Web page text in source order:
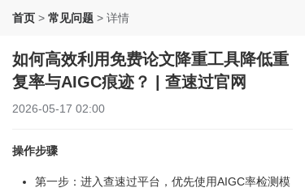
首页 > 常见问题 > 详情
如何高效利用免费论文降重工具降低重
复率与AIGC痕迹？ | 查速过官网
2026-05-17 02:00
操作步骤
第一步：进入查速过平台，优先使用AIGC率检测模